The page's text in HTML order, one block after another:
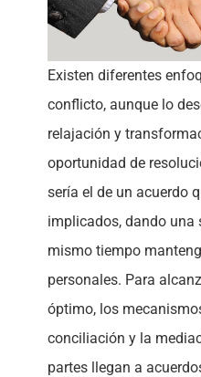
Existen diferentes
conflicto, aunque lo
relajación y
oportunidad de
sería el de un acuerdo
implicados, dando una
mismo tiempo
personales. Para
óptimo, los
conciliación y la
partes llegan a